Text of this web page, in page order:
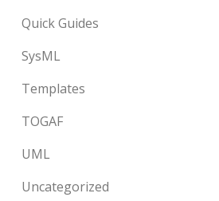
Quick Guides
SysML
Templates
TOGAF
UML
Uncategorized